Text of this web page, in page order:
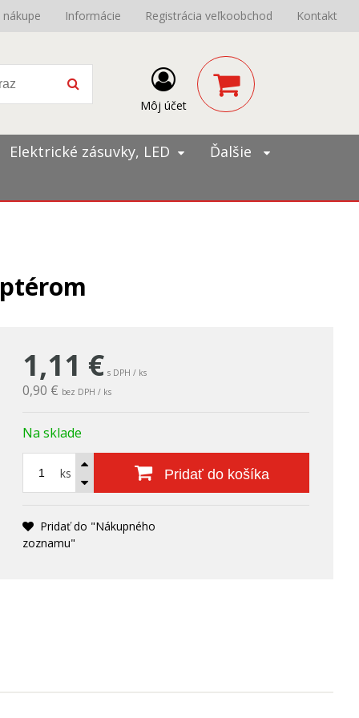
Informácie Registrácia veľkoobchod Kontakt
Môj účet
Elektrické zásuvky, LED
Ďalšie
1,11 € s DPH / ks
0,90 € bez DPH / ks
Na sklade
ks Pridať do košíka
Pridať do "Nákupného
zoznamu"